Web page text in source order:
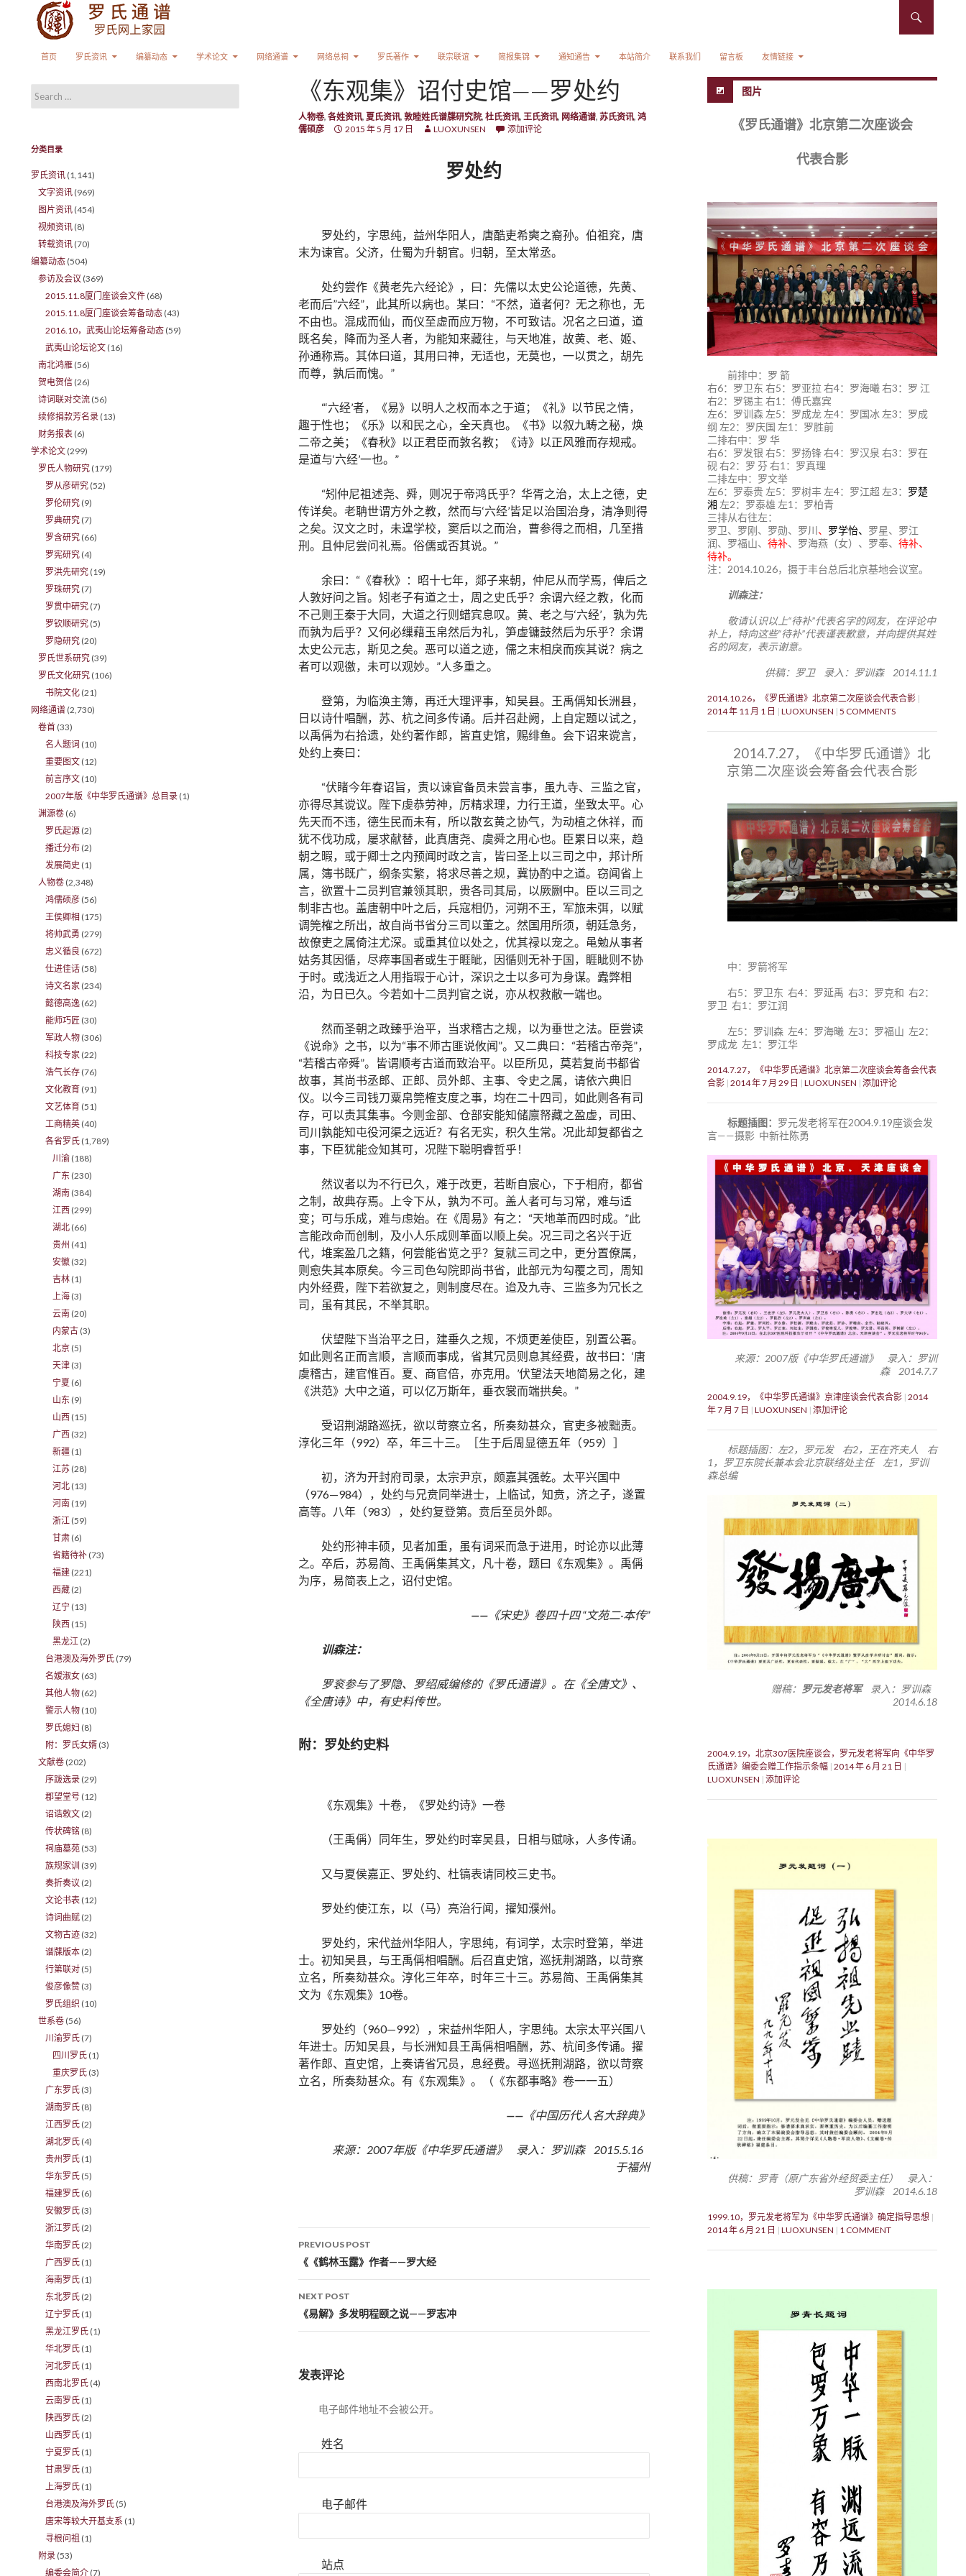
首页
罗氏资讯 编纂动态 学术论文 网络通谱 网络总祠 罗氏著作 联宗联谊 简报集锦 通知通告 本站简介 联系我们 留言板 友情链接
《东观集》诏付史馆——罗处约
人物卷, 各姓资讯, 夏氏资讯, 敦睦姓氏谱牒研究院, 杜氏资讯, 王氏资讯, 网络通谱, 苏氏资讯, 鸿
儒硕彦
2015 年 5 月 17 日 LUOXUNSEN 添加评论
罗处约
罗处约，字思纯，益州华阳人，唐酷吏希奭之裔孙。伯祖兖，唐
末为谏官。父济，仕蜀为升朝官。归朝，至太常丞。
处约尝作《黄老先六经论》，曰：先儒以太史公论道德，先黄、
老而后”六经”，此其所以病也。某曰：“不然，道者何？无之称也，无
不由也。混成而仙，而仪至虚而应万物，不可致诘。况名之曰道，道
既名矣，降而为圣人者，为能知来藏往，与天地准，故黄、老、姬、
孙通称焉。其体曰道，其用曰神，无适也，无莫也，一以贯之，胡先
而尊，孰后而愧。”
“‘六经’者，《易》以明人之权而本之于道；《礼》以节民之情，
趣于性也；《乐》以和民之心，全天真也。《书》以叙九畴之秘，焕
二帝之美；《春秋》以正君臣而敦名教；《诗》以正风雅而存规戒。
是道与‘六经’一也。”
“矧仲尼祖述尧、舜，则况于帝鸿氏乎？华胥之治，太上之德，史
传详矣。老聃世谓方外之教，然而与‘六经’皆足以治国治身，清净则得
之矣。汉文之时，未遑学校，窦后以之而治，曹参得之而相，几至措
刑。且仲尼尝问礼焉。俗儒或否其说。”
余曰：“《春秋》：昭十七年，郯子来朝，仲尼从而学焉，俾后之
人敦好问之旨。矧老子有道之士，周之史氏乎？余谓六经之教，化而
不己则王秦于大同，大道之行则蜡宾息叹。黄、老之与‘六经’，孰为先
而孰为后乎？又何必缫藉玉帛然后为礼，笋虚镛鼓然后为乐乎？余谓
太史公元志，斯见之矣。恶可以道之迹，儒之末相戾而疾其说？病之
者可以观徼，未可以观妙。”人多重之。
登第，为临涣主簿，再迁大理评事，知吴县。王禹偁知长洲县，
日以诗什唱酬，苏、杭之间多传诵。后并召赴阙，上自定题以试之，
以禹偁为右拾遗，处约著作郎，皆直史馆，赐绯鱼。会下诏来谠言，
处约上奏曰：
“伏睹今年春诏旨，责以谏官备员未尝言事，虽九寺、三监之官，
亦得尽其谠议。陛下虔恭劳神，厉精求理，力行王道，坐致太平。心
先天而不违，德生民而未有，所以散玄黄之协气，为动植之休祥，而
犹不伐功成，屡求献替，此真唐尧、虞舜之用心也。臣累日以来，趋
朝之暇，或于卿士之内预闻时政之言，皆曰圣上以三司之中，邦计所
属，簿书既广，纲条实繁，将求尽善之规，冀协酌中之道。窃闻省上
言，欲置十二员判官兼领其职，贵各司其局，以厥劂中。臣以三司之
制非古也。盖唐朝中叶之后，兵寇相仍，河朔不王，军旅未弭，以赋
调筦榷之所出，故自尚书省分三司以董之。然国用所须，朝廷急务，
故僚吏之属倚注尤深。或重其位以处之，优其禄以宠之。黾勉从事者
姑务其因循，尽瘁事国者或生于睚眦，因循则无补于国，睚眦则不协
于时。或浅近之人用指瑕于心计，深识之士以多可为身谋。蠹弊相
沿，为日已久。今若如十二员判官之说，亦从权救敝一端也。
然而圣朝之政臻乎治平，当求稽古之规，以为垂世之法。臣尝读
《说命》之书，以为“事不师古匪说攸闻”。又二典曰：“若稽古帝尧”，
“若稽古帝舜”。皆谓顺考古道而致治平。以臣所见，莫若复尚书都省
故事，其尚书丞郎、正郎、员外郎、主事、令史之属，请依六典旧
仪。以今三司钱刀粟帛筦榷支度之事，均在二十四司，如此则各有司
存，可以责其集事。今则金部、仓部安能知储廪帑藏之盈虚，司田、
司川孰能知屯役河渠之远近？有名无实，积久生常。况此却复都省之
事，下臣犹能佥知其可，况陛下聪明睿哲乎！
然议者以为不行已久，难于改更，若断自宸心，下于相府，都省
之制，故典存焉。上令下从，孰为不可。盖人者可与习常，难与适
变；可与乐成，难与虑始。在《周易》有之：“天地革而四时成。”此
言能改命而创制，及小人乐成则革面以顺上矣。况三司之名兴于近
代，堆案盈几之籍，何尝能省览之乎？复就三司之中，更分置僚属，
则愈失其本原矣。今三司色勾院即尚书省，此部元为勾覆之司，周知
内外经费，陛下若欲复之，则制度尽在。迨及九寺、三监多为冗长之
司，虽有其民，不举其职。
伏望陛下当治平之日，建垂久之规，不烦更差使臣，别置公署。
如此则名正而言顺，言顺而事成，省其冗员则息其经费，故书曰：‘唐
虞稽古，建官惟百。夏、商官倍，亦克用。’伏望法天地简易之化，建
《洪范》大中之道，可以亿万斯年，垂衣裳而端拱矣。”
受诏荆湖路巡抚，欲以苛察立名，所奏劾甚众，官吏多被黜责。
淳化三年（992）卒，年三十三。［生于后周显德五年（959）］
初，济为开封府司录，太宗尹京，颇嘉其强乾。太平兴国中
（976—984），处约与兄贲同举进士，上临试，知贲，济之子，遂置
高等。八年（983），处约复登第。贲后至员外郎。
处约形神丰硕，见者加重，虽有词采而急于进用，时论亦以此薄
之。卒后，苏易简、王禹偁集其文，凡十卷，题曰《东观集》。禹偁
为序，易简表上之，诏付史馆。
——《宋史》卷四十四 “文苑二·本传”
训森注：
罗衮参与了罗隐、罗绍威编修的《罗氏通谱》。在《全唐文》、
《全唐诗》中，有史料传世。
附：罗处约史料
《东观集》十卷，《罗处约诗》一卷
（王禹偁）同年生，罗处约时宰吴县，日相与赋咏，人多传诵。
又与夏侯嘉正、罗处约、杜镐表请同校三史书。
罗处约使江东，以（马）亮治行闻，擢知濮州。
罗处约，宋代益州华阳人，字思纯，有词学，太宗时登第，举进
士。初知吴县，与王禹偁相唱酬。后召直史馆，巡抚荆湖路，以苛察
立名，所奏劾甚众。淳化三年卒，时年三十三。苏易简、王禹偁集其
文为《东观集》10卷。
罗处约（960—992），宋益州华阳人，字思纯。太宗太平兴国八
年进士。历知吴县，与长洲知县王禹偁相唱酬，苏、杭间多传诵。擢
著作郎、直史馆，上奏请省冗员，息经费。寻巡抚荆湖路，欲以苛察
立名，所奏劾甚众。有《东观集》。（《东都事略》卷一一五）
——《中国历代人名大辞典》
来源：2007年版《中华罗氏通谱》 录入：罗训森 2015.5.16
于福州
Post navigation
PREVIOUS POST
《《鹤林玉露》作者——罗大经
NEXT POST
《易解》多发明程颐之说——罗志冲
发表评论
电子邮件地址不会被公开。
姓名
电子邮件
站点
图片
《罗氏通谱》北京第二次座谈会
代表合影
前排中：罗 箭
右6：罗卫东 右5：罗亚拉 右4：罗海曦 右3：罗 江
右2：罗锡主 右1：傅氏嘉宾
左6：罗训森 左5：罗成龙 左4：罗国冰 左3：罗成
纲 左2：罗庆国 左1：罗胜前
二排右中：罗 华
右6：罗发银 右5：罗扬锋 右4：罗汉泉 右3：罗在
砚 右2：罗 芬 右1：罗真理
二排左中：罗文举
左6：罗泰贵 左5：罗树丰 左4：罗江超 左3： 罗楚
湘 左2：罗泰雄 左1：罗柏青
三排从右往左：
罗卫、罗刚、罗勋、罗川、 罗学怡、 罗星、罗江
润、罗福山、 待补、罗海燕（女）、罗奉、 待补、
待补。
注：2014.10.26，摄于丰台总后北京基地会议室。
训森注：
敬请认识以上“待补”代表名字的网友，在评论中
补上，特向这些“待补”代表谨表歉意，并向提供其姓
名的网友，表示谢意。
供稿：罗卫 录入：罗训森 2014.11.1
2014.10.26，《罗氏通谱》北京第二次座谈会代表合影
2014 年 11 月 1 日
LUOXUNSEN 5 COMMENTS
2014.7.27，《中华罗氏通谱》北
京第二次座谈会筹备会代表合影
中：罗箭将军
右5：罗卫东 右4：罗延禹 右3：罗克和 右2：
罗卫 右1：罗江润
左5：罗训森 左4：罗海曦 左3：罗福山 左2：
罗成龙 左1：罗江华
2014.7.27，《中华罗氏通谱》北京第二次座谈会筹备会代表
合影 2014 年 7 月 29 日 LUOXUNSEN 添加评论
标题插图： 罗元发老将军在2004.9.19座谈会发
言——摄影 中新社陈勇
来源：2007版《中华罗氏通谱》 录入：罗训
森 2014.7.7
2004.9.19，《中华罗氏通谱》京津座谈会代表合影 2014
年 7 月 7 日
LUOXUNSEN 添加评论
标题插图：左2，罗元发 右2，王在齐夫人 右
1，罗卫东院长兼本会北京联络处主任 左1，罗训
森总编
赠稿： 罗元发老将军录入：罗训森
2014.6.18
2004.9.19，北京307医院座谈会，罗元发老将军向《中华罗
氏通谱》编委会赠工作指示条幅 2014 年 6 月 21 日
LUOXUNSEN 添加评论
供稿：罗青（原广东省外经贸委主任） 录入：
罗训森 2014.6.18
1999.10，罗元发老将军为《中华罗氏通谱》确定指导思想
2014 年 6 月 21 日
LUOXUNSEN 1 COMMENT
Search for:
分类目录
罗氏资讯 (1,141)
文字资讯 (969)
图片资讯 (454)
视频资讯 (8)
转载资讯 (70)
编纂动态 (504)
参访及会议 (369)
2015.11.8厦门座谈会文件 (68)
2015.11.8厦门座谈会筹备动态 (43)
2016.10，武夷山论坛筹备动态 (59)
武夷山论坛论文 (16)
南北鸿雁 (56)
贺电贺信 (26)
诗词联对交流 (56)
续修捐款芳名录 (13)
财务报表 (6)
学术论文 (299)
罗氏人物研究 (179)
罗从彦研究 (52)
罗伦研究 (9)
罗典研究 (7)
罗含研究 (66)
罗宪研究 (4)
罗洪先研究 (19)
罗珠研究 (7)
罗贯中研究 (7)
罗钦顺研究 (5)
罗隐研究 (20)
罗氏世系研究 (39)
罗氏文化研究 (106)
书院文化 (21)
网络通谱 (2,730)
卷首 (33)
名人题词 (10)
重要图文 (12)
前言序文 (10)
2007年版《中华罗氏通谱》总目录 (1)
渊源卷 (6)
罗氏起源 (2)
播迁分布 (2)
发展简史 (1)
人物卷 (2,348)
鸿儒硕彦 (56)
王侯卿相 (175)
将帅武勇 (279)
忠义循良 (672)
仕进佳话 (58)
诗文名家 (234)
懿德高逸 (62)
能师巧匠 (30)
军政人物 (306)
科技专家 (22)
浩气长存 (76)
文化教育 (91)
文艺体育 (51)
工商精英 (40)
各省罗氏 (1,789)
川渝 (188)
广东 (230)
湖南 (384)
江西 (299)
湖北 (66)
贵州 (41)
安徽 (32)
吉林 (1)
上海 (3)
云南 (20)
内蒙古 (3)
北京 (5)
天津 (3)
宁夏 (6)
山东 (9)
山西 (15)
广西 (32)
新疆 (1)
江苏 (28)
河北 (13)
河南 (19)
浙江 (59)
甘肃 (6)
省籍待补 (73)
福建 (221)
西藏 (2)
辽宁 (13)
陕西 (15)
黑龙江 (2)
台港澳及海外罗氏 (79)
名嫒淑女 (63)
其他人物 (62)
警示人物 (10)
罗氏媳妇 (8)
附：罗氏女婿 (3)
文献卷 (202)
序跋选录 (29)
郡望堂号 (12)
诏诰敕文 (2)
传状碑铭 (8)
祠庙墓苑 (53)
族规家训 (39)
奏折奏议 (2)
文论书表 (12)
诗词曲赋 (2)
文物古迹 (32)
谱牒版本 (2)
行第联对 (5)
俊彦像赞 (3)
罗氏组织 (10)
世系卷 (56)
川渝罗氏 (7)
四川罗氏 (1)
重庆罗氏 (3)
广东罗氏 (3)
湖南罗氏 (8)
江西罗氏 (2)
湖北罗氏 (4)
贵州罗氏 (1)
华东罗氏 (5)
福建罗氏 (6)
安徽罗氏 (3)
浙江罗氏 (2)
华南罗氏 (2)
广西罗氏 (1)
海南罗氏 (1)
东北罗氏 (2)
辽宁罗氏 (1)
黑龙江罗氏 (1)
华北罗氏 (1)
河北罗氏 (1)
西南北罗氏 (4)
云南罗氏 (1)
陕西罗氏 (2)
山西罗氏 (1)
宁夏罗氏 (1)
甘肃罗氏 (1)
上海罗氏 (1)
台港澳及海外罗氏 (5)
唐宋等较大开基支系 (1)
寻根问祖 (1)
附录 (53)
编委会简介 (7)